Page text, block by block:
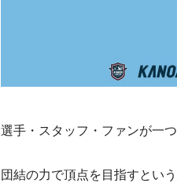
選手・スタッフ・ファンが一
団結の力で頂点を目指すとい